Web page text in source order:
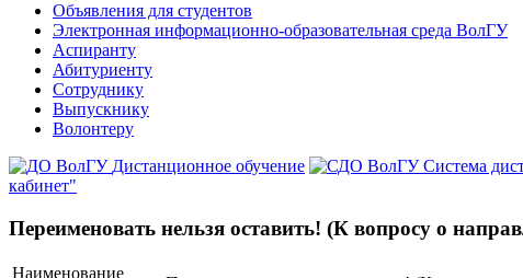
Объявления для студентов
Электронная информационно-образовательная среда ВолГУ
Аспиранту
Абитуриенту
Сотруднику
Выпускнику
Волонтеру
Дистанционное обучение
Система
кабинет"
Переименовать нельзя оставить! (К вопросу о
Наименование